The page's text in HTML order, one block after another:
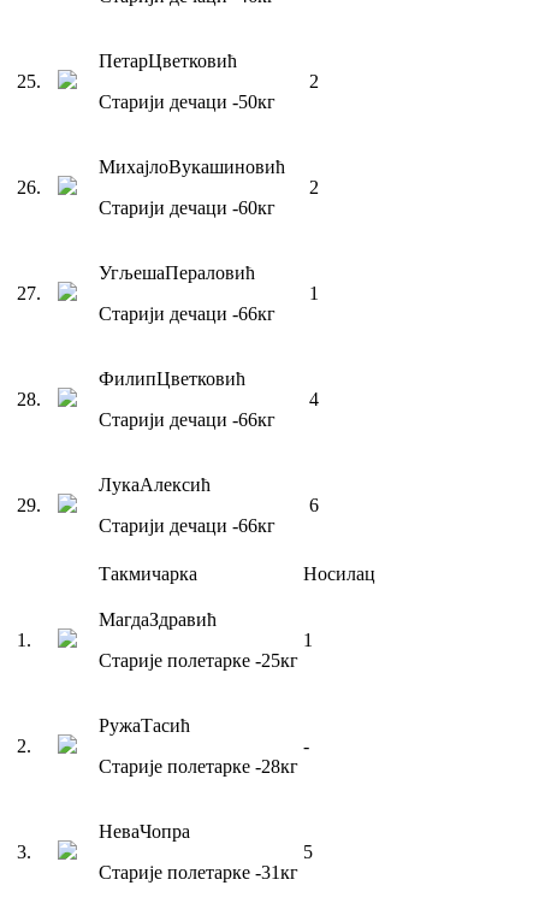
25.
ПетарЦветковић
Старији дечаци -50кг
2
26.
МихајлоВукашиновић
Старији дечаци -60кг
2
27.
УгљешаПераловић
Старији дечаци -66кг
1
28.
ФилипЦветковић
Старији дечаци -66кг
4
29.
ЛукаАлексић
Старији дечаци -66кг
6
Такмичарка Носилац
1 .
МагдаЗдравић
Старије полетарке -25кг
1
2.
РужаТасић
Старије полетарке -28кг
-
3.
НеваЧопра
Старије полетарке -31кг
5